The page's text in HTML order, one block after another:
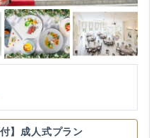
】成人式プラン